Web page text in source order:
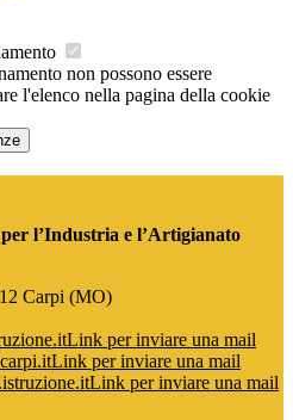
non possono essere
l'elenco nella pagina della cookie
l’Industria e l’Artigianato
Carpi (MO)
Link per inviare una mail
Link per inviare una mail
Link per inviare una mail